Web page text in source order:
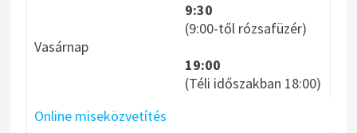
Vasárnap
9:30
(9:00-től rózsafüzér)
19:00
(Téli időszakban 18:00)
Online miseközvetítés